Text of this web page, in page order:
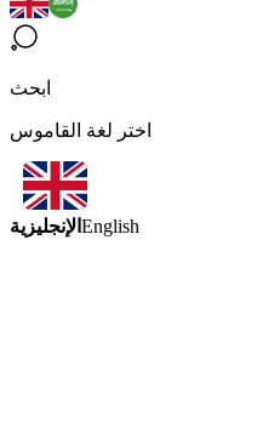
ابحث
اختر لغة القاموس
الإنجليزية English